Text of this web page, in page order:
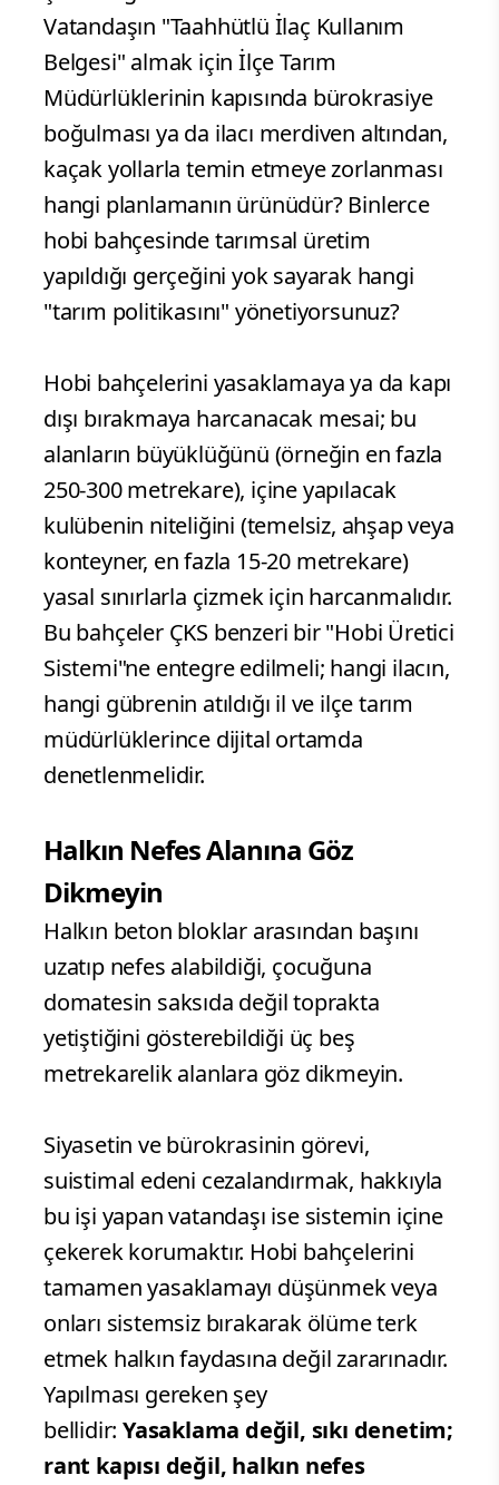
Vatandaşın "Taahhütlü İlaç Kullanım
Belgesi" almak için İlçe Tarım
Müdürlüklerinin kapısında bürokrasiye
boğulması ya da ilacı merdiven altından,
kaçak yollarla temin etmeye zorlanması
hangi planlamanın ürünüdür? Binlerce
hobi bahçesinde tarımsal üretim
yapıldığı gerçeğini yok sayarak hangi
"tarım politikasını" yönetiyorsunuz?
Hobi bahçelerini yasaklamaya ya da kapı
dışı bırakmaya harcanacak mesai; bu
alanların büyüklüğünü (örneğin en fazla
250-300 metrekare), içine yapılacak
kulübenin niteliğini (temelsiz, ahşap veya
konteyner, en fazla 15-20 metrekare)
yasal sınırlarla çizmek için harcanmalıdır.
Bu bahçeler ÇKS benzeri bir "Hobi Üretici
Sistemi"ne entegre edilmeli; hangi ilacın,
hangi gübrenin atıldığı il ve ilçe tarım
müdürlüklerince dijital ortamda
denetlenmelidir.
Halkın Nefes Alanına Göz
Dikmeyin
Halkın beton bloklar arasından başını
uzatıp nefes alabildiği, çocuğuna
domatesin saksıda değil toprakta
yetiştiğini gösterebildiği üç beş
metrekarelik alanlara göz dikmeyin.
Siyasetin ve bürokrasinin görevi,
suistimal edeni cezalandırmak, hakkıyla
bu işi yapan vatandaşı ise sistemin içine
çekerek korumaktır. Hobi bahçelerini
tamamen yasaklamayı düşünmek veya
onları sistemsiz bırakarak ölüme terk
etmek halkın faydasına değil zararınadır.
Yapılması gereken şey
bellidir: Yasaklama değil, sıkı denetim;
rant kapısı değil, halkın nefes